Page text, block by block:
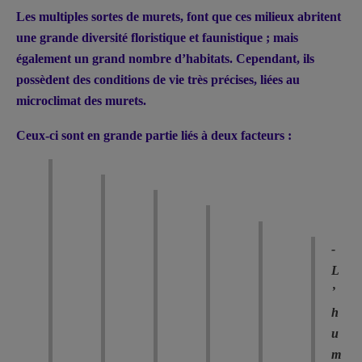
Les multiples sortes de murets, font que ces milieux abritent
une grande diversité floristique et faunistique ; mais
également un grand nombre d’habitats. Cependant, ils
possèdent des conditions de vie très précises, liées au
microclimat des murets.
Ceux-ci sont en grande partie liés à deux facteurs :
-
L
’
h
u
m